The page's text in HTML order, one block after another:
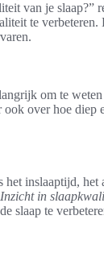
van je
te
om te
over hoe diep
inslaaptijd, het
Inzicht in
slaap te